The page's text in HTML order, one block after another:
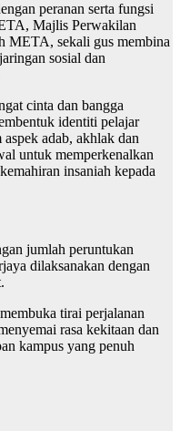
peranan serta fungsi
Majlis Perwakilan
META, sekali gus membina
sosial dan
cinta dan bangga
identiti pelajar
adab, akhlak dan
untuk memperkenalkan
insaniah kepada
jumlah peruntukan
dilaksanakan dengan
tirai perjalanan
rasa kekitaan dan
kampus yang penuh